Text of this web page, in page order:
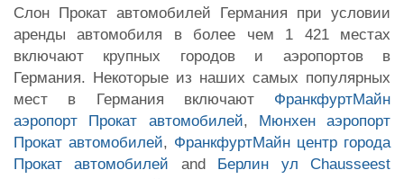
Слон Прокат автомобилей Германия при условии
аренды автомобиля в более чем 1 421 местах
включают крупных городов и аэропортов в
Германия. Некоторые из наших самых популярных
мест в Германия включают ФранкфуртМайн
аэропорт Прокат автомобилей, Мюнхен аэропорт
Прокат автомобилей, ФранкфуртМайн центр города
Прокат автомобилей and Берлин ул Chausseest